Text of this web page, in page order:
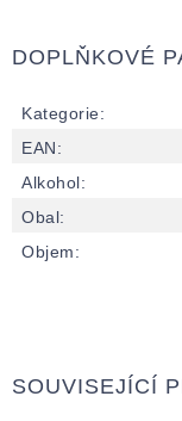
DOPLŇKOVÉ
Kategorie:
EAN:
Alkohol:
Obal:
Objem:
SOUVISEJÍCÍ